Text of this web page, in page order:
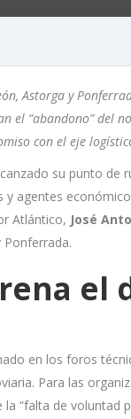
Astorga y
“abandono” del
con el eje
su punto de
agentes
Atlántico, José
el
en los foros
Para las
“falta de voluntad